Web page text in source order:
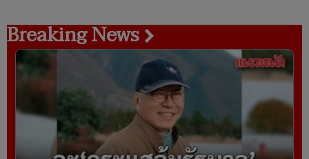
Breaking News